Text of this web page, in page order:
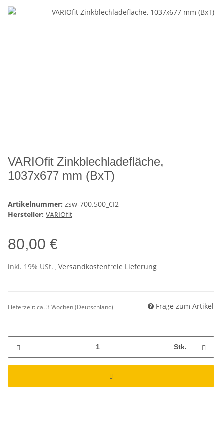
VARIOfit Zinkblechladefläche,
1037x677 mm (BxT)
Artikelnummer: zsw-700.500_CI2
Hersteller: VARIOfit
80,00 €
inkl. 19% USt. , Versandkostenfreie Lieferung
Lieferzeit:ca. 3 Wochen(Deutschland) Frage zum Artikel
Stk.